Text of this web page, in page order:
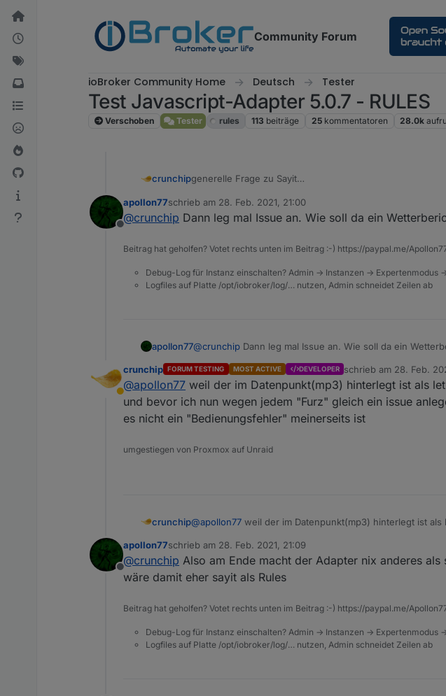
Weiter zum Inhalt
Community Forum
ioBroker Community Home Deutsch Tester
Test Javascript-Adapter 5.0.7 - RULES
Verschoben Tester rules 113 beiträge 25 kommentatoren 28.0k
crunchip
generelle Frage zu Sayit
hab das einfach mal so hinterlegt, mit dem Text
als Sprachausgabe kommt aber mein Wetterbericht
Offline
apollon77schrieb am 28. Feb. 2021, 21:00
zuletzt editiert von
@crunchip Dann leg mal Issue an. Wie soll da ein
Beitrag hat geholfen? Votet rechts unten im Beitrag :-) https://paypal.me/
Debug-Log für Instanz einschalten? Admin -> Instanzen -> Expertenmodus
Logfiles auf Platte /opt/iobroker/log/… nutzen, Admin schneidet Zeilen ab
apollon77@crunchip Dann leg mal Issue an. Wie soll da ein
Abwesend
crunchip FORUM TESTING MOST ACTIVE DEVELOPER schrieb am 28. Feb.
zuletzt editiert von
@apollon77 weil der im Datenpunkt(mp3) hinterlegt ist als
und bevor ich nun wegen jedem "Furz" gleich ein issue
es nicht ein "Bedienungsfehler" meinerseits ist
umgestiegen von Proxmox auf Unraid
crunchip@apollon77 weil der im Datenpunkt(mp3) hinterlegt ist
nicht ein "Bedienungsfehler" meinerseits ist
Offline
apollon77schrieb am 28. Feb. 2021, 21:09
zuletzt editiert von
@crunchip Also am Ende macht der Adapter nix anderes
wäre damit eher sayit als Rules
Beitrag hat geholfen? Votet rechts unten im Beitrag :-) https://paypal.me/
Debug-Log für Instanz einschalten? Admin -> Instanzen -> Expertenmodus
Logfiles auf Platte /opt/iobroker/log/… nutzen, Admin schneidet Zeilen ab